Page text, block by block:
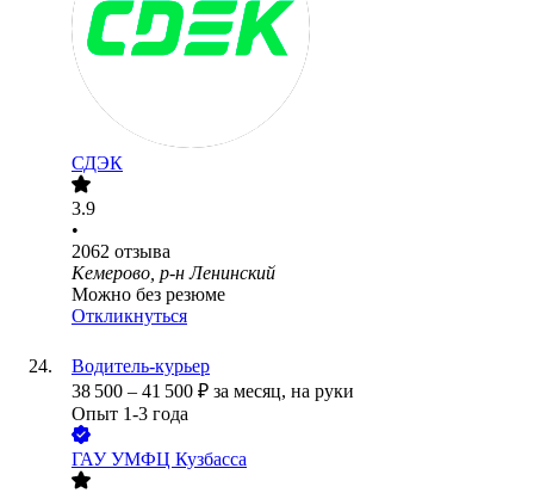
СДЭК
3.9
•
2062 отзыва
Кемерово, р-н Ленинский
Можно без резюме
Откликнуться
Водитель-курьер
38 500 – 41 500 ₽ за месяц, на руки
Опыт 1-3 года
ГАУ УМФЦ Кузбасса